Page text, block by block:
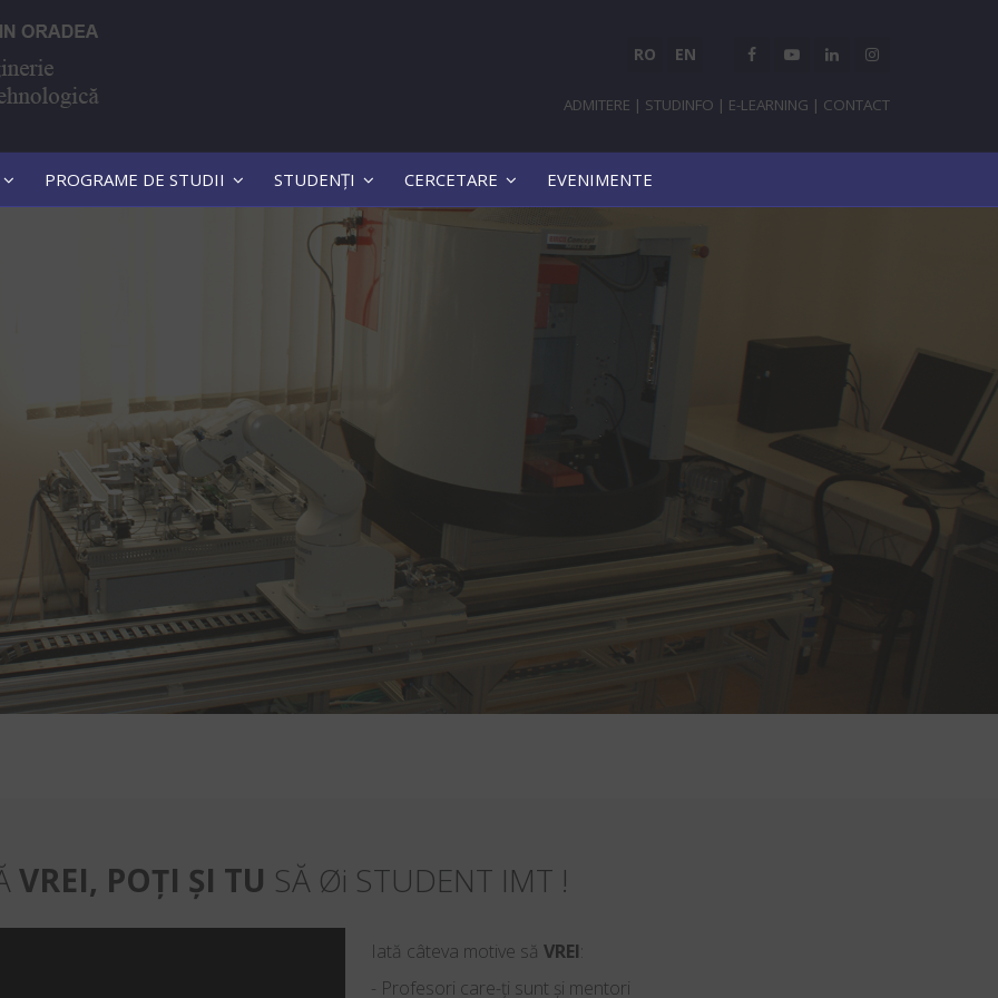
RO EN
ADMITERE | STUDINFO | E-LEARNING | CONTACT
PROGRAME DE STUDII STUDENȚI CERCETARE EVENIMENTE
VREI, POȚI ȘI TU SĂ Øi STUDENT IMT !
Iată câteva motive să VREI:
- Profesori care-ți sunt și mentori